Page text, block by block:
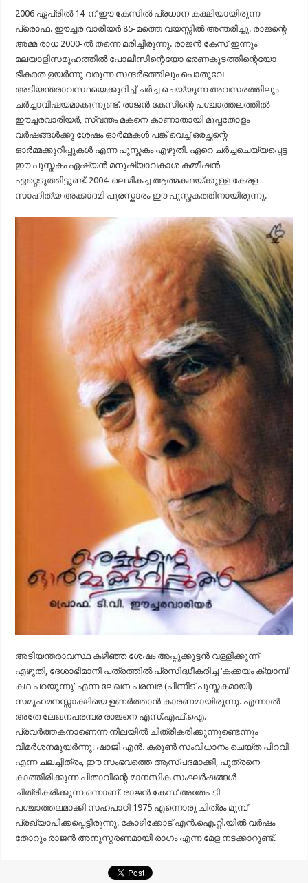
2006 ഏപ്രിൽ 14-ന്‌ ഈ കേസിൽ പ്രധാന കക്ഷിയായിരുന്ന
പ്രൊഫ. ഈച്ചര വാരിയർ 85-മത്തെ വയസ്സിൽ അന്തരിച്ചു. രാജന്റെ
അമ്മ രാധ 2000-ൽ തന്നെ മരിച്ചിരുന്നു. രാജൻ കേസ് ഇന്നും
മലയാളിസമൂഹത്തിൽ പോലീസിന്റെയോ ഭരണകൂടത്തിന്റെയോ
ഭീകരത ഉയർന്നു വരുന്ന സന്ദർഭത്തിലും പൊതുവേ
അടിയന്തരാവസ്ഥയെക്കുറിച്ച് ചർച്ച ചെയ്യുന്ന അവസരത്തിലും
ചർച്ചാവിഷയമാകുന്നുണ്ട്. രാജൻ കേസിന്റെ പശ്ചാത്തലത്തിൽ
ഈച്ചരവാരിയർ, സ്വന്തം മകനെ കാണാതായി മുപ്പതോളം
വർഷങ്ങൾക്കു ശേഷം ഓർമ്മകൾ പങ്ക് വെച്ച് ഒരച്ഛന്റെ
ഓർമ്മക്കുറിപ്പുകൾ എന്ന പുസ്തകം എഴുതി. ഏറെ ചർച്ചചെയ്യപ്പെട്ട
ഈ പുസ്തകം ഏഷ്യൻ മനുഷ്യാവകാശ കമ്മീഷൻ
ഏറ്റെടുത്തിട്ടുണ്ട്. 2004-ലെ മികച്ച ആത്മകഥയ്ക്കുള്ള കേരള
സാഹിത്യ അക്കാദമി പുരസ്കാരം ഈ പുസ്തകത്തിനായിരുന്നു.
അടിയന്തരാവസ്ഥ കഴിഞ്ഞ ശേഷം അപ്പുക്കുട്ടൻ വള്ളിക്കുന്ന്
എഴുതി, ദേശാഭിമാനി പത്രത്തിൽ പ്രസിദ്ധീകരിച്ച ‘കക്കയം ക്യാമ്പ്
കഥ പറയുന്നു’ എന്ന ലേഖന പരമ്പര (പിന്നീട് പുസ്തകമായി)
സമൂഹമനസ്സാക്ഷിയെ ഉണർത്താൻ കാരണമായിരുന്നു. എന്നാൽ
അതേ ലേഖനപരമ്പര രാജനെ എസ്.എഫ്.ഐ.
പ്രവർത്തകനാണെന്ന നിലയിൽ ചിത്രീകരിക്കുന്നുണ്ടെന്നും
വിമർശനമുയർന്നു. ഷാജി എൻ. കരുൺ സംവിധാനം ചെയ്ത പിറവി
എന്ന ചലച്ചിത്രം, ഈ സംഭവത്തെ ആസ്പദമാക്കി, പുത്രനെ
കാത്തിരിക്കുന്ന പിതാവിന്റെ മാനസിക സംഘർഷങ്ങൾ
ചിത്രീകരിക്കുന്ന ഒന്നാണ്. രാജൻ കേസ് അതേപടി
പശ്ചാത്തലമാക്കി സഹപാഠി 1975 എന്നൊരു ചിത്രം മുമ്പ്
പ്രഖ്യാപിക്കപ്പെട്ടിരുന്നു. കോഴിക്കോട് എൻ.ഐ.റ്റി.യിൽ വർഷം
തോറും രാജൻ അനുസ്മരണമായി രാഗം എന്ന മേള നടക്കാറുണ്ട്.